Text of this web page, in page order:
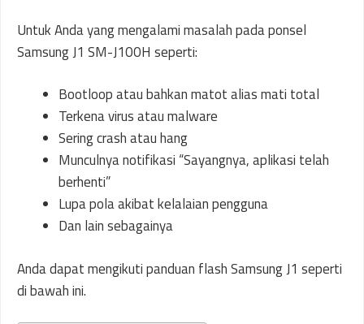
Untuk Anda yang mengalami masalah pada ponsel
Samsung J1 SM-J100H seperti:
Bootloop atau bahkan matot alias mati total
Terkena virus atau malware
Sering crash atau hang
Munculnya notifikasi “Sayangnya, aplikasi telah
berhenti”
Lupa pola akibat kelalaian pengguna
Dan lain sebagainya
Anda dapat mengikuti panduan flash Samsung J1 seperti
di bawah ini.